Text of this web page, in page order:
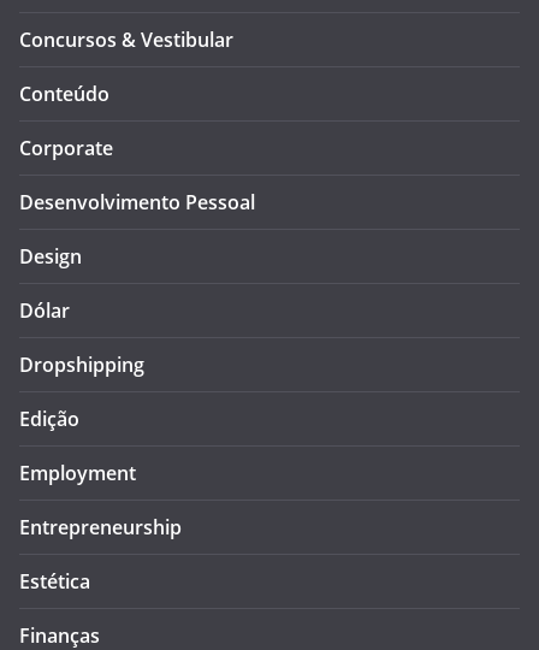
Concursos & Vestibular
Conteúdo
Corporate
Desenvolvimento Pessoal
Design
Dólar
Dropshipping
Edição
Employment
Entrepreneurship
Estética
Finanças